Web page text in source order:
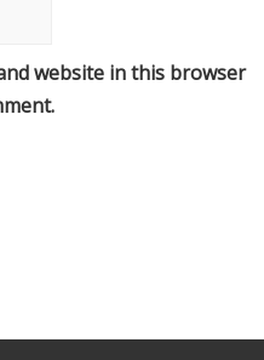
website in this browser